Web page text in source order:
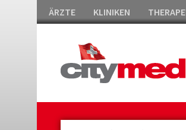
ÄRZTE KLINIKEN